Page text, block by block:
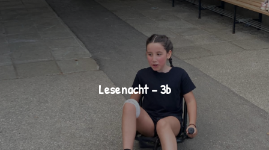
Lesenacht – 3b